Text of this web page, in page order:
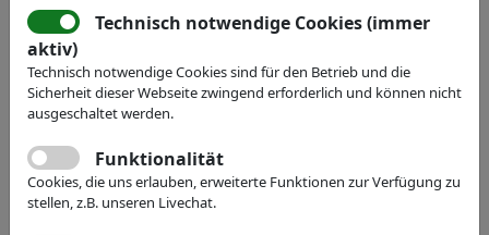
Wirtschaftsdaten
IVAM-Befragung 2010
Technisch notwendige Cookies (immer
aktiv)
Technisch notwendige Cookies sind für den Betrieb und die
Sicherheit dieser Webseite zwingend erforderlich und können nicht
ausgeschaltet werden.
Funktionalität
Cookies, die uns erlauben, erweiterte Funktionen zur Verfügung zu
stellen, z.B. unseren Livechat.